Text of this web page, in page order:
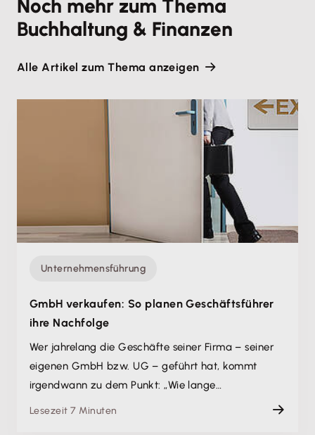
Noch mehr zum Thema
Buchhaltung & Finanzen
Alle Artikel zum Thema anzeigen
Unternehmensführung
GmbH verkaufen: So planen Geschäftsführer
ihre Nachfolge
Wer jahrelang die Geschäfte seiner Firma – seiner
eigenen GmbH bzw. UG – geführt hat, kommt
irgendwann zu dem Punkt: „Wie lange…
Lesezeit 7 Minuten